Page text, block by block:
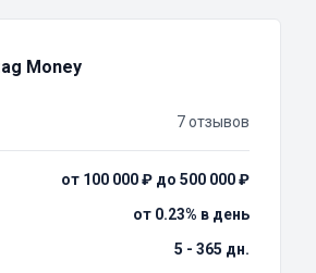
Money
7 отзывов
от 100 000 ₽ до 500 000 ₽
от 0.23% в день
5 - 365 дн.